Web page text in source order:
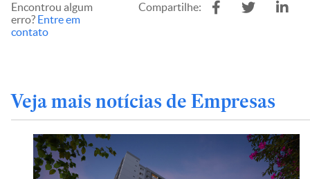
Encontrou algum
erro? Entre em
contato
Compartilhe:
Veja mais notícias de Empresas